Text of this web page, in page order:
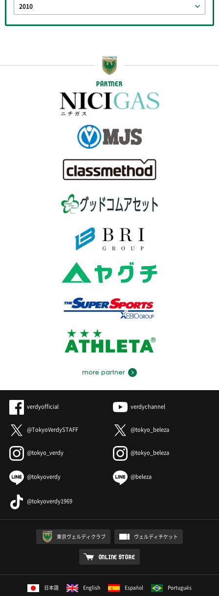
2010
PARTNER
more partner
verdyofficial verdychannel
@TokyoVerdySTAFF @tokyo_beleza
@tokyo_verdy @tokyo_beleza
@tokyoverdy @beleza
@tokyoverdy1969
東京ヴェルディクラブ ヴェルディチケット
ONLINE STORE
日本語 English Español Português